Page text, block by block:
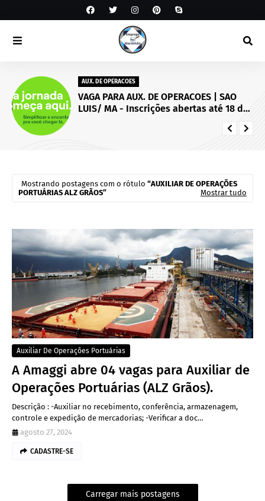
AUX. DE OPERACOES
VAGA PARA AUX. DE OPERACOES | SAO
LUIS/ MA - Inscrições abertas até 18 de
Mostrando postagens com o rótulo
AUXILIAR DE OPERAÇÕES
PORTUÁRIAS ALZ GRÃOS
Mostrar tudo
Auxiliar De Operações Portuárias
A Amaggi abre 04 vagas para Auxiliar de
Operações Portuárias (ALZ Grãos).
Descrição : -Auxiliar no recebimento, conferência, armazenagem,
controle e expedição de mercadorias; -Verificar a doc…
agosto 27, 2024
CADASTRE-SE
Carregar mais postagens